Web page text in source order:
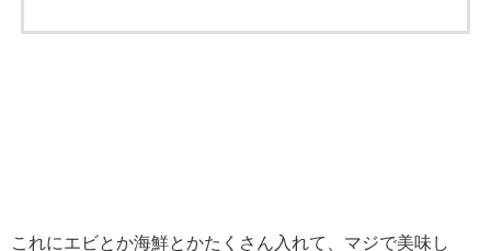
これにエビとか海鮮とかたくさん入れて、マジで美味し